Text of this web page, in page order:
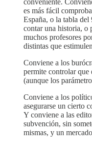
es más fácil
España, o la tabla del
contar una historia, o
muchos profesores
distintas que
Conviene a los
permite controlar que
(aunque los
Conviene a los
asegurarse un cierto
Y conviene a las
subvención, sin
mismas, y un